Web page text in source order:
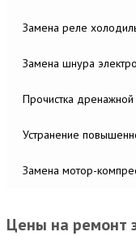
Замена реле
Замена шнура
Прочистка дренажной
Устранение
Замена мотор-
Цены на ремонт